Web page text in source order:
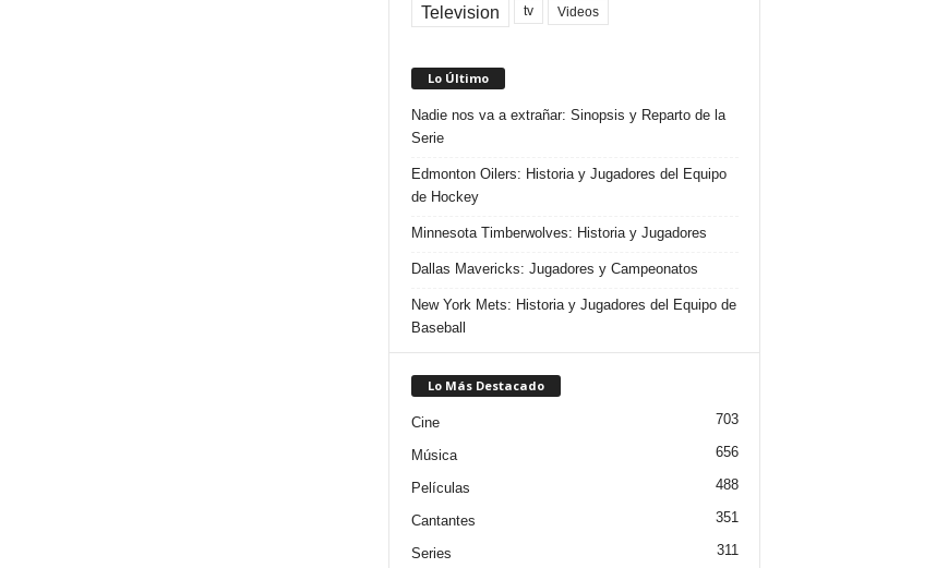
Television tv Videos
Lo Último
Nadie nos va a extrañar: Sinopsis y Reparto de la
Serie
Edmonton Oilers: Historia y Jugadores del Equipo
de Hockey
Minnesota Timberwolves: Historia y Jugadores
Dallas Mavericks: Jugadores y Campeonatos
New York Mets: Historia y Jugadores del Equipo de
Baseball
Lo Más Destacado
Cine 703
Música 656
Películas 488
Cantantes 351
Series 311